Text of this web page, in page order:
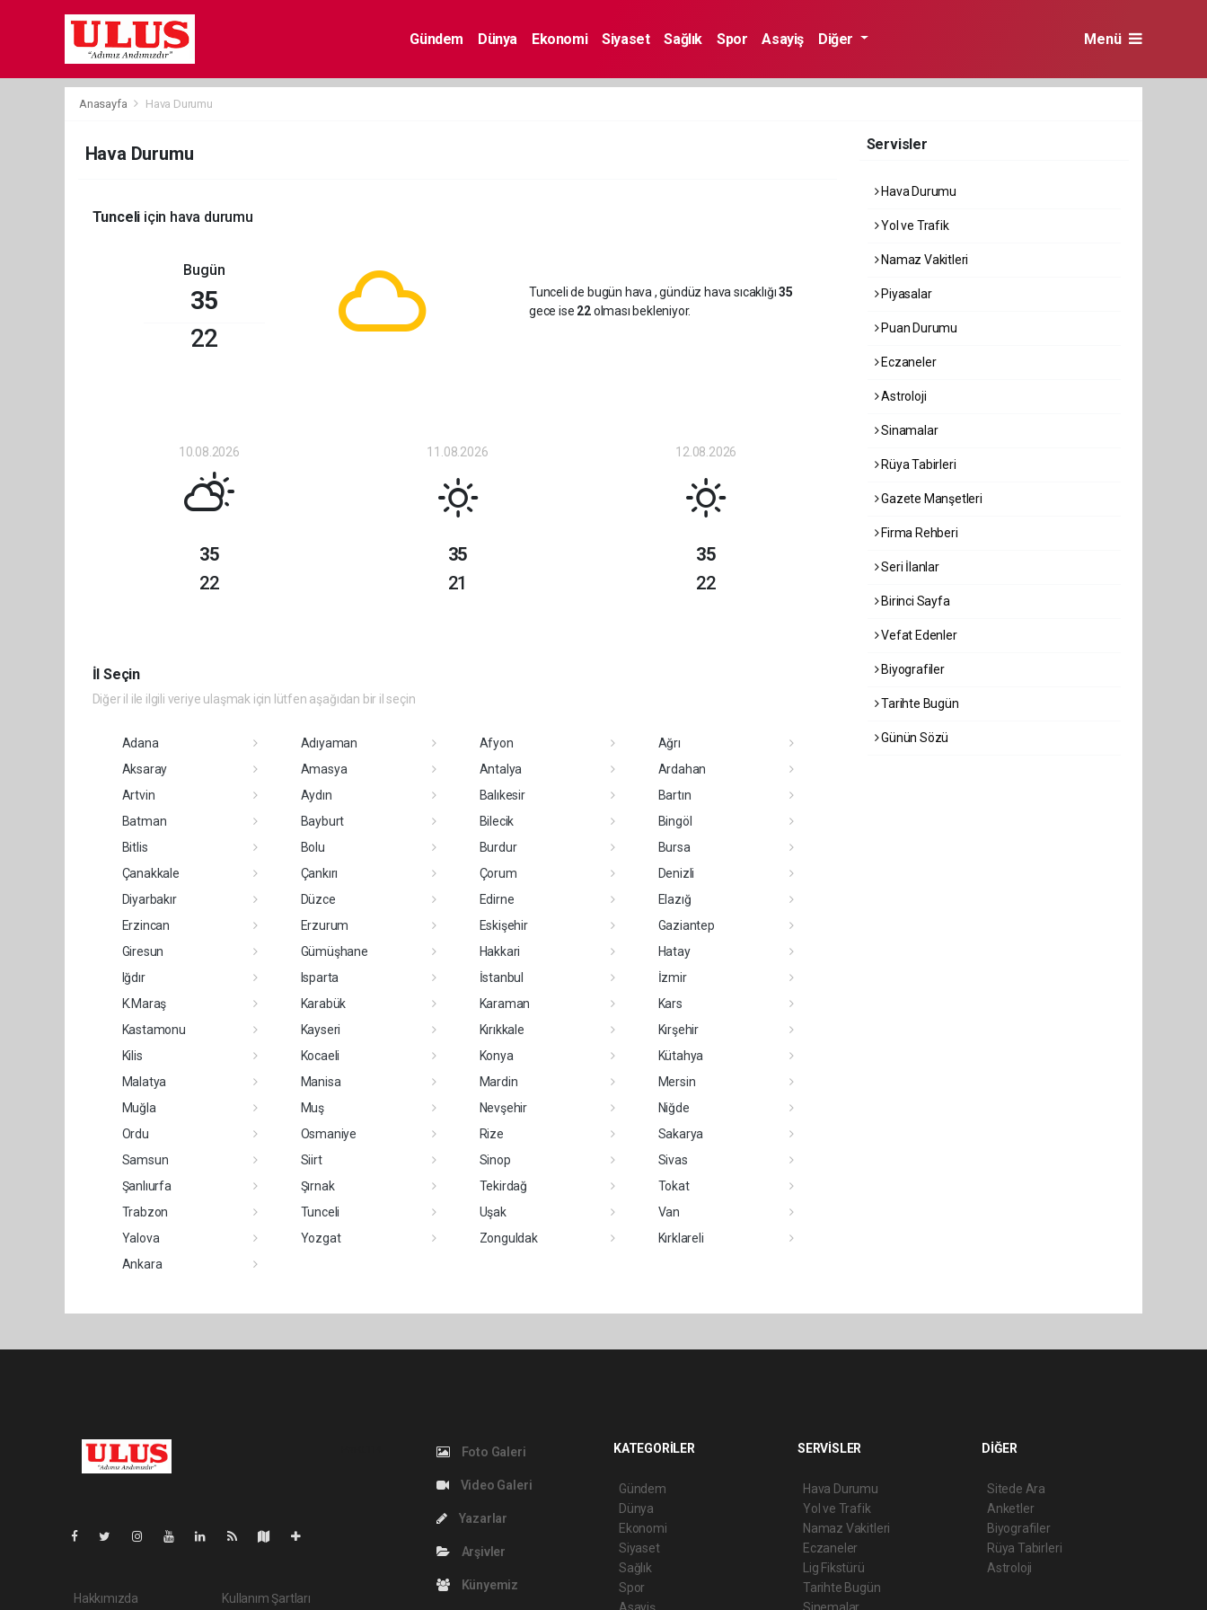
Gündem Dünya Ekonomi Siyaset Sağlık Spor Asayiş Diğer Menü
Anasayfa Hava Durumu
Hava Durumu
Tunceli için hava durumu
Bugün
35
22
Tunceli de bugün hava , gündüz hava sıcaklığı35
gece ise 22olması bekleniyor.
10.08.2026
35
22
11.08.2026
35
21
12.08.2026
35
22
İl Seçin
Diğer il ile ilgili veriye ulaşmak için lütfen aşağıdan bir il seçin
Adana Adıyaman Afyon
Ağrı
Aksaray
Amasya Antalya
Ardahan
Artvin
Aydın Balıkesir
Bartın
Batman
Bayburt Bilecik
Bingöl
Bitlis
Bolu Burdur
Bursa
Çanakkale
Çankırı Çorum
Denizli
Diyarbakır
Düzce Edirne
Elazığ
Erzincan
Erzurum Eskişehir
Gaziantep
Giresun
Gümüşhane Hakkari
Hatay
Iğdır
Isparta İstanbul
İzmir
K.Maraş
Karabük Karaman
Kars
Kastamonu
Kayseri Kırıkkale
Kırşehir
Kilis
Kocaeli Konya
Kütahya
Malatya
Manisa Mardin
Mersin
Muğla
Muş Nevşehir
Niğde
Ordu
Osmaniye Rize
Sakarya
Samsun
Siirt Sinop
Sivas
Şanlıurfa
Şırnak Tekirdağ
Tokat
Trabzon
Tunceli Uşak
Van
Yalova
Yozgat Zonguldak
Kırklareli
Ankara
Servisler
Hava Durumu
Yol ve Trafik
Namaz Vakitleri
Piyasalar
Puan Durumu
Eczaneler
Astroloji
Sinamalar
Rüya Tabirleri
Gazete Manşetleri
Firma Rehberi
Seri İlanlar
Birinci Sayfa
Vefat Edenler
Biyografiler
Tarihte Bugün
Günün Sözü
Hakkımızda Kullanım Şartları
Foto Galeri
Video Galeri
Yazarlar
Arşivler
Künyemiz
KATEGORİLER
Gündem
Dünya
Ekonomi
Siyaset
Sağlık
Spor
Asayiş
SERVİSLER
Hava Durumu
Yol ve Trafik
Namaz Vakitleri
Eczaneler
Lig Fikstürü
Tarihte Bugün
Sinemalar
DİĞER
Sitede Ara
Anketler
Biyografiler
Rüya Tabirleri
Astroloji